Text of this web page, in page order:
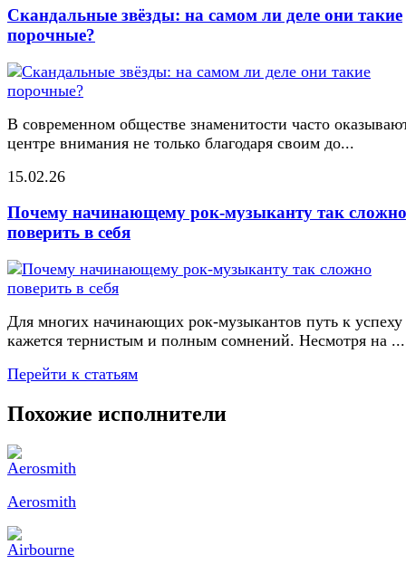
Скандальные звёзды: на самом ли деле они такие
порочные?
В современном обществе знаменитости часто
центре внимания не только благодаря своим до...
15.02.26
Почему начинающему рок-музыканту так сложно
поверить в себя
Для многих начинающих рок-музыкантов путь к успеху
кажется тернистым и полным сомнений. Несмотря на ...
Перейти к статьям
Похожие исполнители
Aerosmith